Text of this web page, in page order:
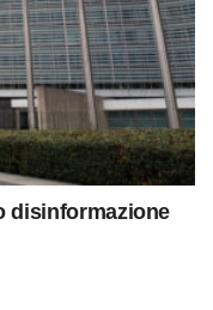
disinformazione